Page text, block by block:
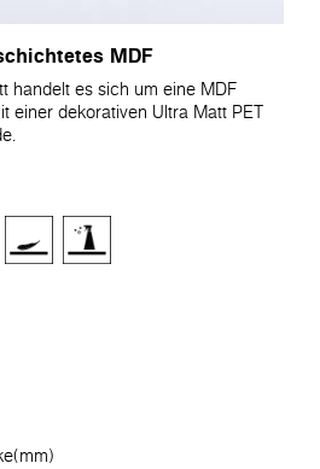
MDF
handelt es sich um eine MDF
einer dekorativen Ultra Matt PET